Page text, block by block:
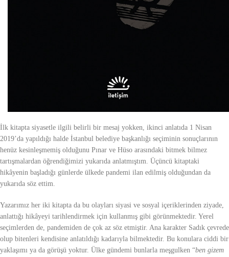
İlk kitapta siyasetle ilgili belirli bir mesaj yokken, ikinci anlatıda 1 Nisan
2019’da yapıldığı halde İstanbul belediye başkanlığı seçiminin sonuçlarının
henüz kesinleşmemiş olduğunu Pınar ve Hüso arasındaki bitmek bilmez
tartışmalardan öğrendiğimizi yukarıda anlatmıştım. Üçüncü kitaptaki
hikâyenin başladığı günlerde ülkede pandemi ilan edilmiş olduğundan da
yukarıda söz ettim.
Yazarımız her iki kitapta da bu olayları siyasi ve sosyal içeriklerinden ziyade,
anlattığı hikâyeyi tarihlendirmek için kullanmış gibi görünmektedir. Yerel
seçimlerden de, pandemiden de çok az söz etmiştir. Ana karakter Sadık çevrede
olup bitenleri kendisine anlatıldığı kadarıyla bilmektedir. Bu konulara ciddi bir
yaklaşımı ya da görüşü yoktur. Ülke gündemi bunlarla meşgulken “ben gizem